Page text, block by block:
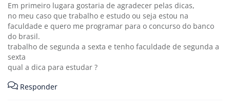
Em primeiro lugara gostaria de agradecer pelas dicas,
no meu caso que trabalho e estudo ou seja estou na
faculdade e quero me programar para o concurso do banco
do brasil.
trabalho de segunda a sexta e tenho faculdade de segunda a
sexta
qual a dica para estudar ?
Responder